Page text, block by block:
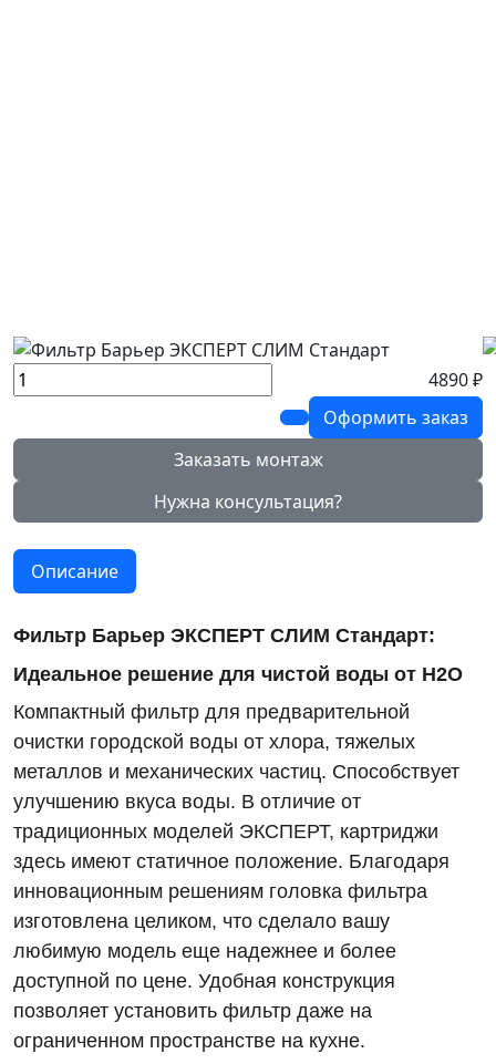
4890 ₽
Оформить заказ
Заказать монтаж
Нужна консультация?
Описание
Фильтр Барьер ЭКСПЕРТ СЛИМ Стандарт:
Идеальное решение для чистой воды от Н2О
Компактный фильтр для предварительной
очистки городской воды от хлора, тяжелых
металлов и механических частиц. Способствует
улучшению вкуса воды. В отличие от
традиционных моделей ЭКСПЕРТ, картриджи
здесь имеют статичное положение. Благодаря
инновационным решениям головка фильтра
изготовлена целиком, что сделало вашу
любимую модель еще надежнее и более
доступной по цене. Удобная конструкция
позволяет установить фильтр даже на
ограниченном пространстве на кухне.